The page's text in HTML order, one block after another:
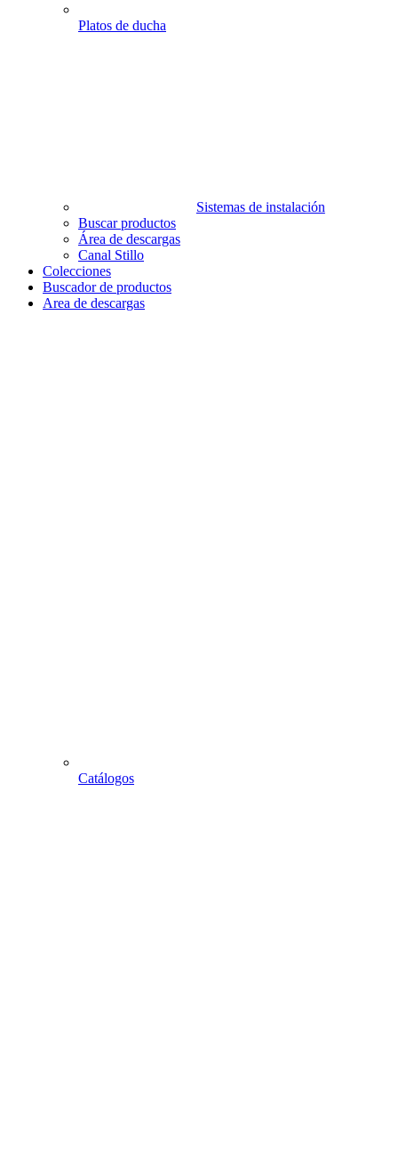
el contenido y los anuncios, ofrecer funciones de redes
Platos de ducha
Sistemas de instalación
Buscar productos
Área de descargas
Canal Stillo
Colecciones
Buscador de productos
Area de descargas
Catálogos